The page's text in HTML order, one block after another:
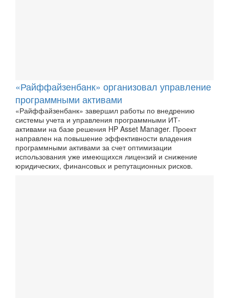
«Райффайзенбанк» организовал управление
программными активами
«Райффайзенбанк» завершил работы по внедрению
системы учета и управления программными ИТ-
активами на базе решения HP Asset Manager. Проект
направлен на повышение эффективности владения
программными активами за счет оптимизации
использования уже имеющихся лицензий и снижение
юридических, финансовых и репутационных рисков.